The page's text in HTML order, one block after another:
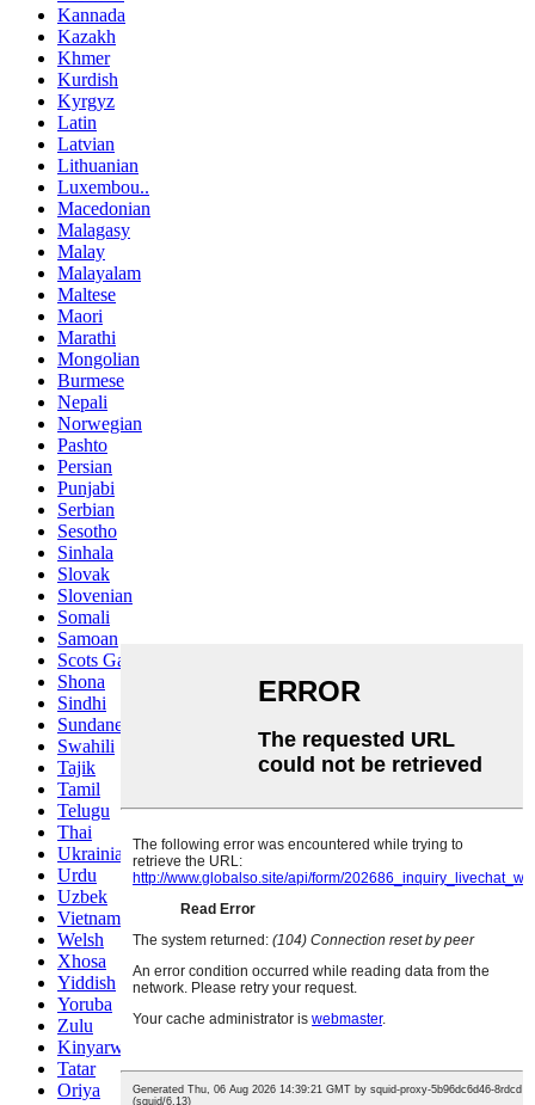
Kannada
Kazakh
Khmer
Kurdish
Kyrgyz
Latin
Latvian
Lithuanian
Luxembou..
Macedonian
Malagasy
Malay
Malayalam
Maltese
Maori
Marathi
Mongolian
Burmese
Nepali
Norwegian
Pashto
Persian
Punjabi
Serbian
Sesotho
Sinhala
Slovak
Slovenian
Somali
Samoan
Scots Gaelic
Shona
Sindhi
Sundanese
Swahili
Tajik
Tamil
Telugu
Thai
Ukrainian
Urdu
Uzbek
Vietnamese
Welsh
Xhosa
Yiddish
Yoruba
Zulu
Kinyarwanda
Tatar
Oriya